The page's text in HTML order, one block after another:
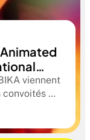
viennent
du
qui